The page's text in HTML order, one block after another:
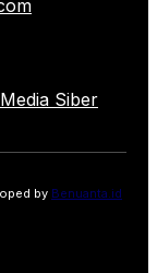
Siber
by Benuanta.id